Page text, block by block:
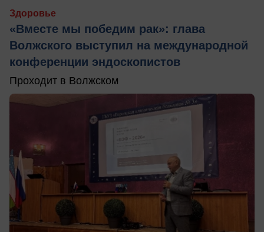
Здоровье
«Вместе мы победим рак»: глава
Волжского выступил на международной
конференции эндоскопистов
Проходит в Волжском